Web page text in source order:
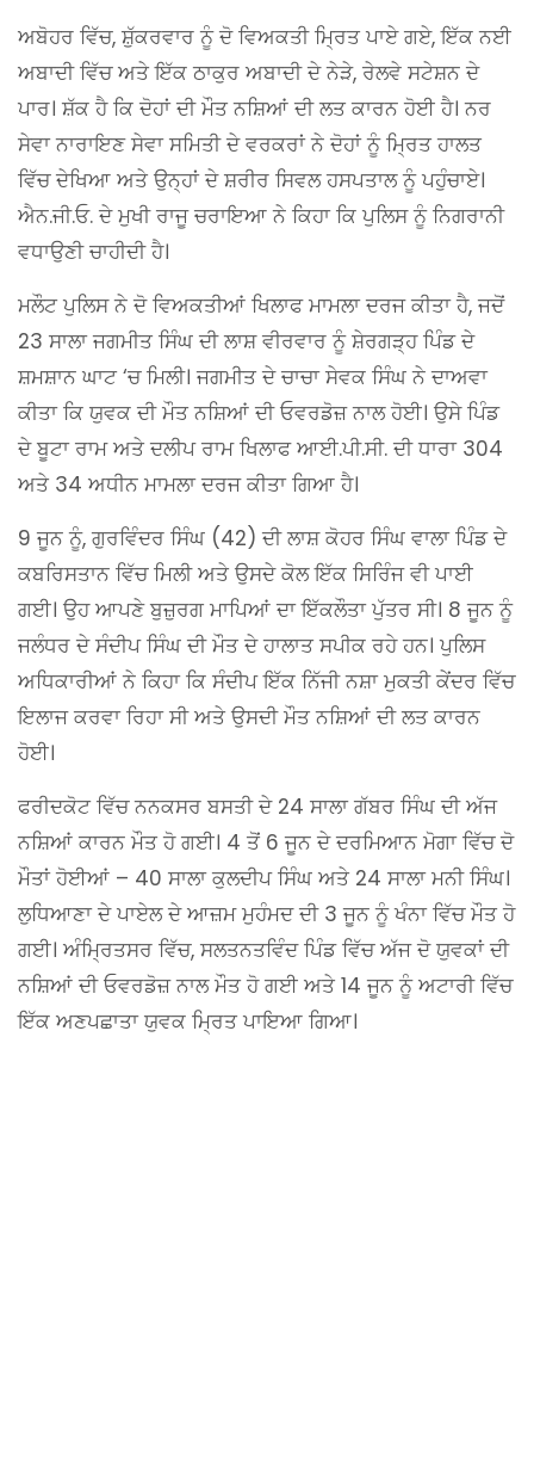
ਅਬੋਹਰ ਵਿੱਚ, ਸ਼ੁੱਕਰਵਾਰ ਨੂੰ ਦੋ ਵਿਅਕਤੀ ਮ੍ਰਿਤ ਪਾਏ ਗਏ, ਇੱਕ ਨਈ
ਅਬਾਦੀ ਵਿੱਚ ਅਤੇ ਇੱਕ ਠਾਕੁਰ ਅਬਾਦੀ ਦੇ ਨੇੜੇ, ਰੇਲਵੇ ਸਟੇਸ਼ਨ ਦੇ
ਪਾਰ। ਸ਼ੱਕ ਹੈ ਕਿ ਦੋਹਾਂ ਦੀ ਮੌਤ ਨਸ਼ਿਆਂ ਦੀ ਲਤ ਕਾਰਨ ਹੋਈ ਹੈ। ਨਰ
ਸੇਵਾ ਨਾਰਾਇਣ ਸੇਵਾ ਸਮਿਤੀ ਦੇ ਵਰਕਰਾਂ ਨੇ ਦੋਹਾਂ ਨੂੰ ਮ੍ਰਿਤ ਹਾਲਤ
ਵਿੱਚ ਦੇਖਿਆ ਅਤੇ ਉਨ੍ਹਾਂ ਦੇ ਸ਼ਰੀਰ ਸਿਵਲ ਹਸਪਤਾਲ ਨੂੰ ਪਹੁੰਚਾਏ।
ਐਨ.ਜੀ.ਓ. ਦੇ ਮੁਖੀ ਰਾਜੂ ਚਰਾਇਆ ਨੇ ਕਿਹਾ ਕਿ ਪੁਲਿਸ ਨੂੰ ਨਿਗਰਾਨੀ
ਵਧਾਉਣੀ ਚਾਹੀਦੀ ਹੈ।
ਮਲੌਟ ਪੁਲਿਸ ਨੇ ਦੋ ਵਿਅਕਤੀਆਂ ਖਿਲਾਫ ਮਾਮਲਾ ਦਰਜ ਕੀਤਾ ਹੈ, ਜਦੋਂ
23 ਸਾਲਾ ਜਗਮੀਤ ਸਿੰਘ ਦੀ ਲਾਸ਼ ਵੀਰਵਾਰ ਨੂੰ ਸ਼ੇਰਗੜ੍ਹ ਪਿੰਡ ਦੇ
ਸ਼ਮਸ਼ਾਨ ਘਾਟ ‘ਚ ਮਿਲੀ। ਜਗਮੀਤ ਦੇ ਚਾਚਾ ਸੇਵਕ ਸਿੰਘ ਨੇ ਦਾਅਵਾ
ਕੀਤਾ ਕਿ ਯੁਵਕ ਦੀ ਮੌਤ ਨਸ਼ਿਆਂ ਦੀ ਓਵਰਡੋਜ਼ ਨਾਲ ਹੋਈ। ਉਸੇ ਪਿੰਡ
ਦੇ ਬੂਟਾ ਰਾਮ ਅਤੇ ਦਲੀਪ ਰਾਮ ਖਿਲਾਫ ਆਈ.ਪੀ.ਸੀ. ਦੀ ਧਾਰਾ 304
ਅਤੇ 34 ਅਧੀਨ ਮਾਮਲਾ ਦਰਜ ਕੀਤਾ ਗਿਆ ਹੈ।
9 ਜੂਨ ਨੂੰ, ਗੁਰਵਿੰਦਰ ਸਿੰਘ (42) ਦੀ ਲਾਸ਼ ਕੋਹਰ ਸਿੰਘ ਵਾਲਾ ਪਿੰਡ ਦੇ
ਕਬਰਿਸਤਾਨ ਵਿੱਚ ਮਿਲੀ ਅਤੇ ਉਸਦੇ ਕੋਲ ਇੱਕ ਸਿਰਿੰਜ ਵੀ ਪਾਈ
ਗਈ। ਉਹ ਆਪਣੇ ਬੁਜ਼ੁਰਗ ਮਾਪਿਆਂ ਦਾ ਇੱਕਲੌਤਾ ਪੁੱਤਰ ਸੀ। 8 ਜੂਨ ਨੂੰ
ਜਲੰਧਰ ਦੇ ਸੰਦੀਪ ਸਿੰਘ ਦੀ ਮੌਤ ਦੇ ਹਾਲਾਤ ਸਪੀਕ ਰਹੇ ਹਨ। ਪੁਲਿਸ
ਅਧਿਕਾਰੀਆਂ ਨੇ ਕਿਹਾ ਕਿ ਸੰਦੀਪ ਇੱਕ ਨਿੱਜੀ ਨਸ਼ਾ ਮੁਕਤੀ ਕੇਂਦਰ ਵਿੱਚ
ਇਲਾਜ ਕਰਵਾ ਰਿਹਾ ਸੀ ਅਤੇ ਉਸਦੀ ਮੌਤ ਨਸ਼ਿਆਂ ਦੀ ਲਤ ਕਾਰਨ
ਹੋਈ।
ਫਰੀਦਕੋਟ ਵਿੱਚ ਨਨਕਸਰ ਬਸਤੀ ਦੇ 24 ਸਾਲਾ ਗੱਬਰ ਸਿੰਘ ਦੀ ਅੱਜ
ਨਸ਼ਿਆਂ ਕਾਰਨ ਮੌਤ ਹੋ ਗਈ। 4 ਤੋਂ 6 ਜੂਨ ਦੇ ਦਰਮਿਆਨ ਮੋਗਾ ਵਿੱਚ ਦੋ
ਮੌਤਾਂ ਹੋਈਆਂ – 40 ਸਾਲਾ ਕੁਲਦੀਪ ਸਿੰਘ ਅਤੇ 24 ਸਾਲਾ ਮਨੀ ਸਿੰਘ।
ਲੁਧਿਆਣਾ ਦੇ ਪਾਏਲ ਦੇ ਆਜ਼ਮ ਮੁਹੰਮਦ ਦੀ 3 ਜੂਨ ਨੂੰ ਖੰਨਾ ਵਿੱਚ ਮੌਤ ਹੋ
ਗਈ। ਅੰਮ੍ਰਿਤਸਰ ਵਿੱਚ, ਸਲਤਨਤਵਿੰਦ ਪਿੰਡ ਵਿੱਚ ਅੱਜ ਦੋ ਯੁਵਕਾਂ ਦੀ
ਨਸ਼ਿਆਂ ਦੀ ਓਵਰਡੋਜ਼ ਨਾਲ ਮੌਤ ਹੋ ਗਈ ਅਤੇ 14 ਜੂਨ ਨੂੰ ਅਟਾਰੀ ਵਿੱਚ
ਇੱਕ ਅਣਪਛਾਤਾ ਯੁਵਕ ਮ੍ਰਿਤ ਪਾਇਆ ਗਿਆ।